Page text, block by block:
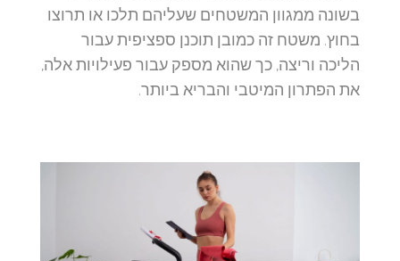
בשונה ממגוון המשטחים שעליהם תלכו או תרוצו
בחוץ. משטח זה כמובן תוכנן ספציפית עבור
הליכה וריצה, כך שהוא מספק עבור פעילויות אלה,
את הפתרון המיטבי והבריא ביותר.